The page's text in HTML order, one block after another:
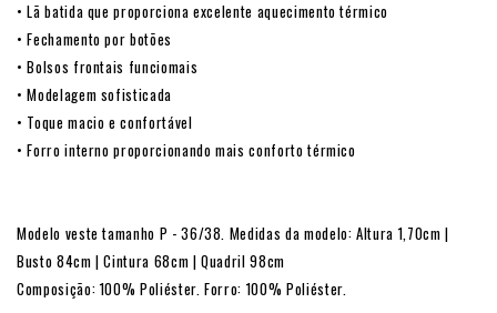
• Lã batida que proporciona excelente aquecimento térmico
• Fechamento por botões
• Bolsos frontais funciomais
• Modelagem sofisticada
• Toque macio e confortável
• Forro interno proporcionando mais conforto térmico
Modelo veste tamanho P - 36/38. Medidas da modelo: Altura 1,70cm |
Busto 84cm | Cintura 68cm | Quadril 98cm
Composição: 100% Poliéster. Forro: 100% Poliéster.